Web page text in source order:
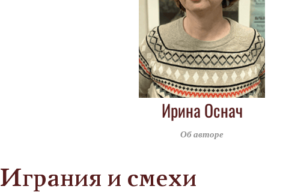
Ирина Оснач
Об авторе
Играния и смехи